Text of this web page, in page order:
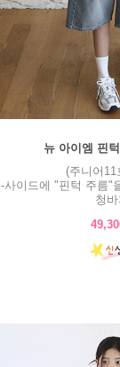
뉴 아이엠 핀
(주니어11
-사이드에 "핀턱 주름"
청